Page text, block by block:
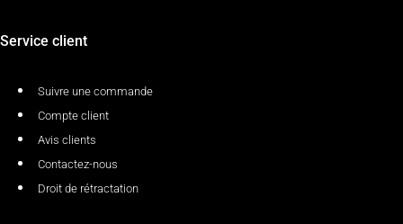
Service client
Suivre une commande
Compte client
Avis clients
Contactez-nous
Droit de rétractation